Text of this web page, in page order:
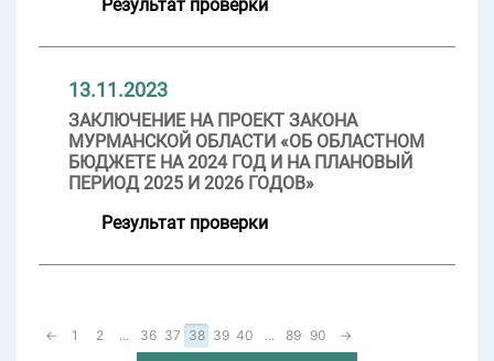
Результат проверки
13.11.2023
ЗАКЛЮЧЕНИЕ НА ПРОЕКТ ЗАКОНА
МУРМАНСКОЙ ОБЛАСТИ «ОБ ОБЛАСТНОМ
БЮДЖЕТЕ НА 2024 ГОД И НА ПЛАНОВЫЙ
ПЕРИОД 2025 И 2026 ГОДОВ»
Результат проверки
← 1 2 ... 36 37 38 39 40 ... 89 90 →